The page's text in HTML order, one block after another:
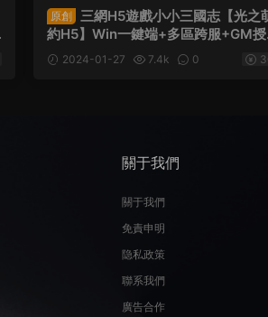
務端 ·頁遊服務端
原創
三網H5遊戲小小三國志【光之
約H5】Win一鍵端+多區跨服+GM授
權後台+架設教程
2024-01-27 7.4k 0
關于我們
關于我們
免責申明
隐私政策
聯系我們
廣告合作